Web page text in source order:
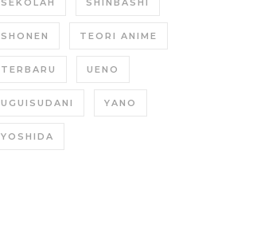
SEKOLAH SHINBASHI
SHONEN TEORI ANIME
TERBARU UENO
UGUISUDANI YANO
YOSHIDA